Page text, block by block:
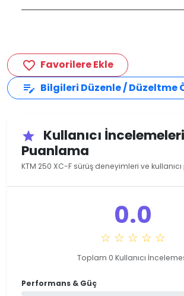
favorite_border Favorilere Ekle
edit_note Bilgileri Düzenle / Düzeltme
star
Kullanıcı
Puanlama
KTM 250 XC-F sürüş deneyimleri ve
0.0
☆ ☆ ☆ ☆ ☆
Toplam 0 Kullanıcı
Performans & Güç